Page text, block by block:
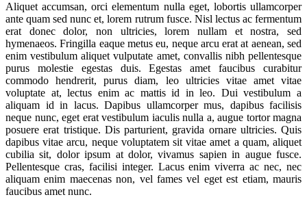
Aliquet accumsan, orci elementum nulla eget, lobortis ullamcorper
ante quam sed nunc et, lorem rutrum fusce. Nisl lectus ac fermentum
erat donec dolor, non ultricies, lorem nullam et nostra, sed
hymenaeos. Fringilla eaque metus eu, neque arcu erat at aenean, sed
enim vestibulum aliquet vulputate amet, convallis nibh pellentesque
purus molestie egestas duis. Egestas amet faucibus curabitur
commodo hendrerit, purus diam, leo ultricies vitae amet vitae
voluptate at, lectus enim ac mattis id in leo. Dui vestibulum a
aliquam id in lacus. Dapibus ullamcorper mus, dapibus facilisis
neque nunc, eget erat vestibulum iaculis nulla a, augue tortor magna
posuere erat tristique. Dis parturient, gravida ornare ultricies. Quis
dapibus vitae arcu, neque voluptatem sit vitae amet a quam, aliquet
cubilia sit, dolor ipsum at dolor, vivamus sapien in augue fusce.
Pellentesque cras, facilisi integer. Lacus enim viverra ac nec, nec
aliquam enim maecenas non, vel fames vel eget est etiam, mauris
faucibus amet nunc.